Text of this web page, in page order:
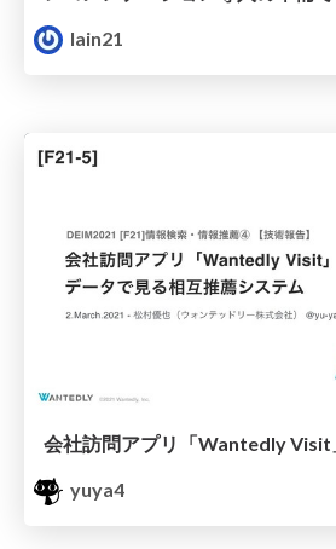
lain21
yuya4